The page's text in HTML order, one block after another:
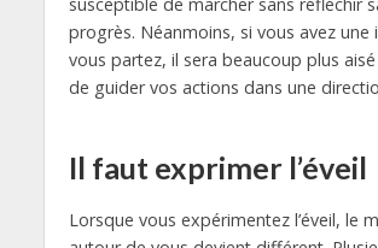
progrès. Néanmoins, si vous avez une
vous partez, il sera beaucoup plus
de guider vos actions dans une
Il faut exprimer l’éveil
Lorsque vous expérimentez l’éveil, le